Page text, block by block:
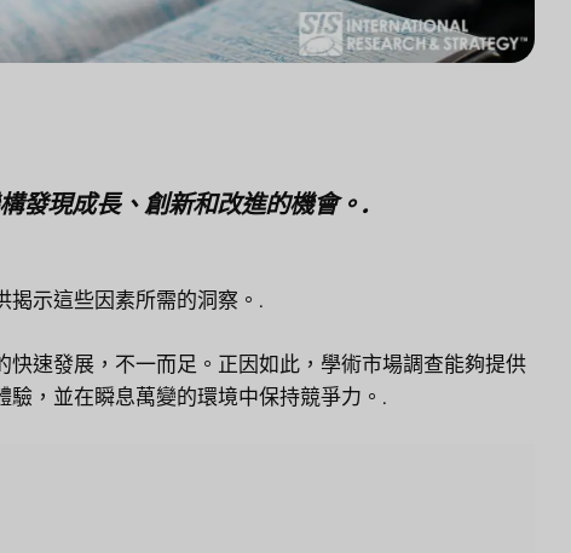
發現成長、創新和改進的機會。.
揭示這些因素所需的洞察。.
速發展，不一而足。正因如此，學術市場調查能夠提供
，並在瞬息萬變的環境中保持競爭力。.